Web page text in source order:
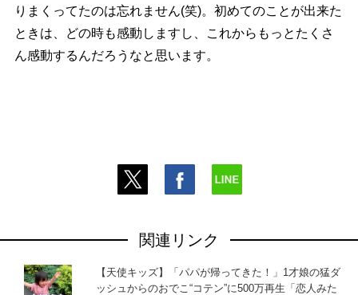
りまくってたのは忘れません(笑)。初めてのことが出来た
ときは、どの時も感動しますし、これからもっとたくさ
ん感動するんだろうなと思います。
関連リンク
【天使キッズ】「パパが帰ってきた！」1才娘の猛ダ
ッシュからのおでこ“コテン”に500万再生「恋人みた